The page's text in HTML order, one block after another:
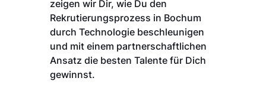
zeigen wir Dir, wie Du den
Rekrutierungsprozess in Bochum
durch Technologie beschleunigen
und mit einem partnerschaftlichen
Ansatz die besten Talente für Dich
gewinnst.